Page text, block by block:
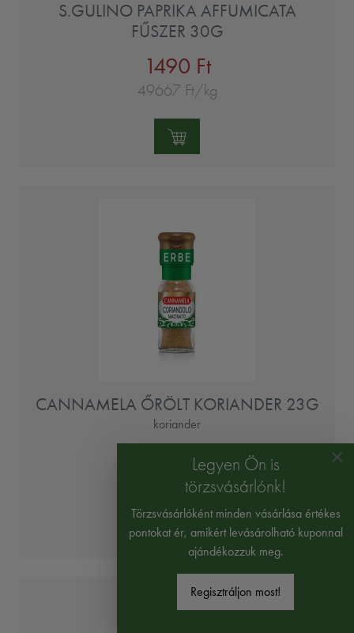
S.GULINO PAPRIKA AFFUMICATA
FŰSZER 30G
1490 Ft
49667 Ft/kg
Mennyiség:
CANNAMELA ŐRÖLT KORIANDER 23G
koriander
1190 Ft
51739 Ft/kg
Mennyiség:
×
Legyen Ön is
törzsvásárlónk!
Törzsvásárlóként minden vásárlása értékes
pontokat ér, amikért levásárolható kuponnal
ajándékozzuk meg.
Regisztráljon most!